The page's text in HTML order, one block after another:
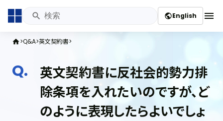
publicEnglish menu
home Q&A 英文契約書
英文契約書に反社会的勢力排
除条項を入れたいのですが、ど
のように表現したらよいでしょ